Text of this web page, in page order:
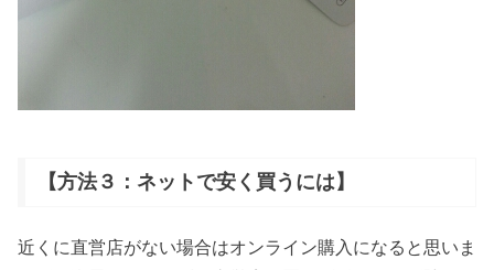
【方法３：ネットで安く買うには】
近くに直営店がない場合はオンライン購入になると思いま